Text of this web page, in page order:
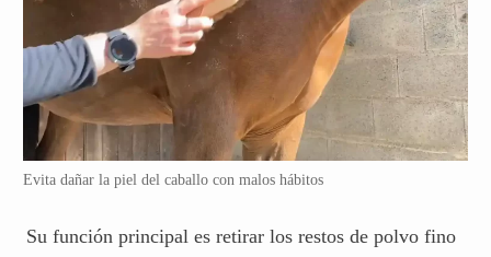
Razas de Caballos Dóciles: las Más
Evita dañar la piel del caballo con malos hábitos
Su función principal es retirar los restos de polvo fino